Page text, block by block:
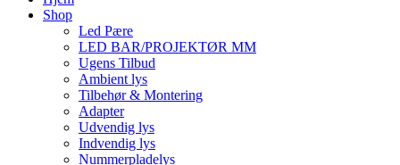
Shop
Led Pære
LED BAR/PROJEKTØR MM
Ugens Tilbud
Ambient lys
Tilbehør & Montering
Adapter
Udvendig lys
Indvendig lys
Nummerpladelys